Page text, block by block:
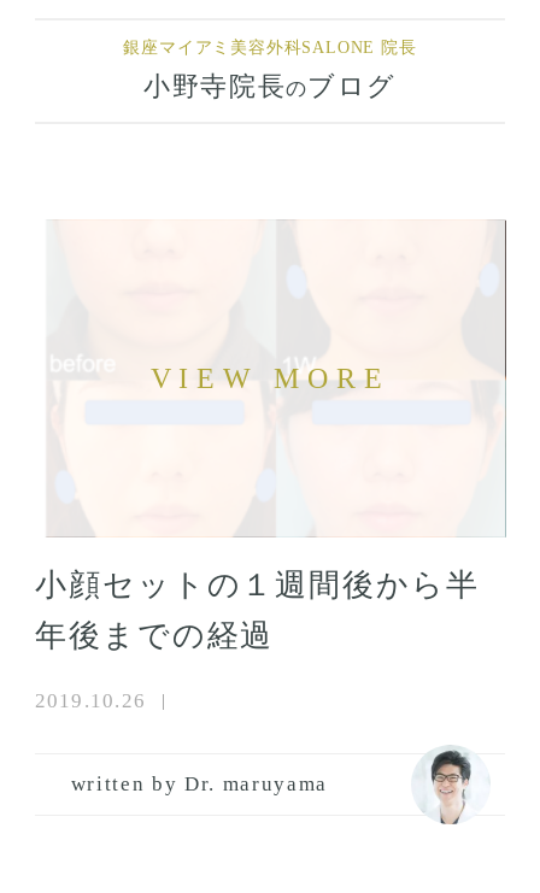
銀座マイアミ美容外科SALONE 院長
小野寺院長のブログ
小顔セットの１週間後から半
年後までの経過
2019.10.26
written by Dr. maruyama